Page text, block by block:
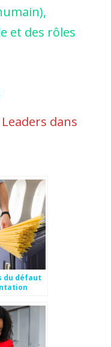
et des rôles
dans
du défaut